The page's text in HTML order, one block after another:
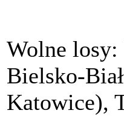
Wolne losy:
Bielsko-
Katowice),